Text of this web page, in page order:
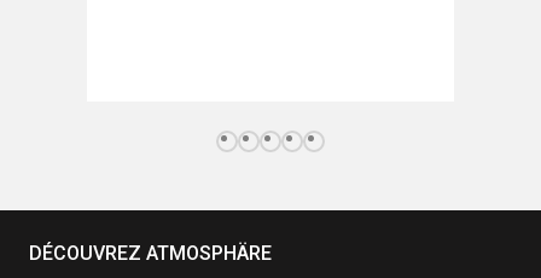
DÉCOUVREZ ATMOSPHÄRE